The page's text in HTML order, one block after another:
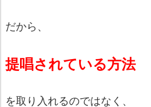
だから、
提唱されている方法
を取り入れるのではなく、